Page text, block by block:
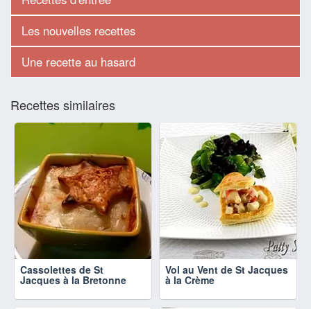
Les nouvelles recettes
Une recette au hasard
Recettes similaires
Cassolettes de St
Jacques à la Bretonne
Vol au Vent de St Jacques
à la Crème